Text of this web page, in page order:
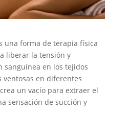
una forma de terapia física
liberar la tensión y
sanguínea en los tejidos
ventosas en diferentes
un vacío para extraer el
sensación de succión y